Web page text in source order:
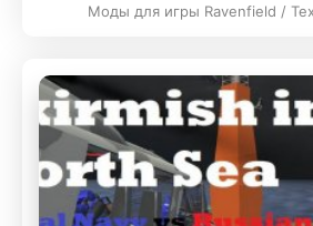
Моды для игры Ravenfield /